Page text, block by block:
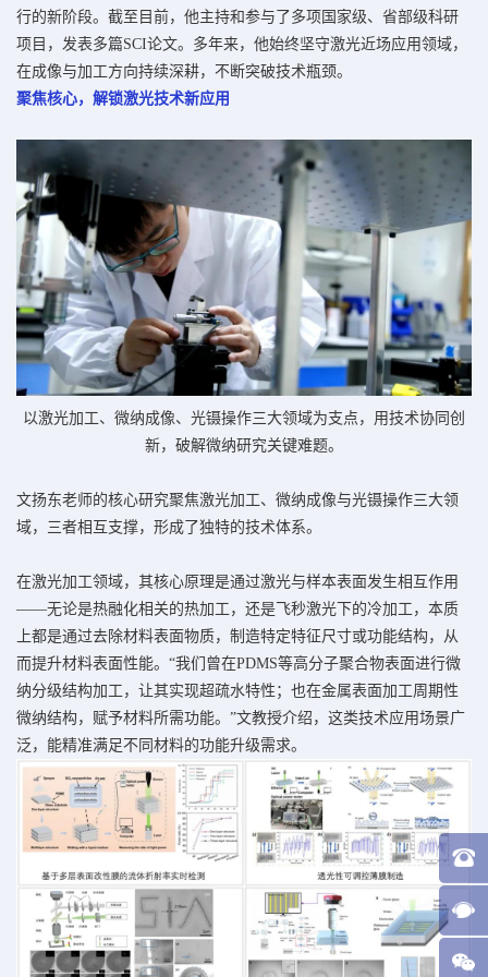
行的新阶段。截至目前，他主持和参与了多项 国家级、 省部级科研
项目，发表多篇SCI论文。多年来，他始终坚守激光近场应用领域，
在成像与加工方向持续深耕，不断突破技术瓶颈。
聚焦核心，解锁激光技术新应用
以激光加工、微纳成像、光镊操作三大领域为支点，用技术协同创
新，破解微纳研究关键难题。
文扬东老师的核心研究聚焦激光加工、微纳成像与光镊操作三大领
域，三者相互支撑，形成了独特的技术体系。
在激光加工领域，其核心原理是通过激光与样本表面发生相互作用
——无论是热融化相关的热加工，还是飞秒激光下的冷加工，本质
上都是通过去除材料表面物质，制造特定特征尺寸或功能结构，从
而提升材料表面性能。“我们曾在PDMS等高分子聚合物表面进行微
纳分级结构加工，让其实现超疏水特性；也在金属表面加工周期性
微纳结构，赋予材料所需功能。”文教授介绍，这类技术应用场景广
泛，能精准满足不同材料的功能升级需求。